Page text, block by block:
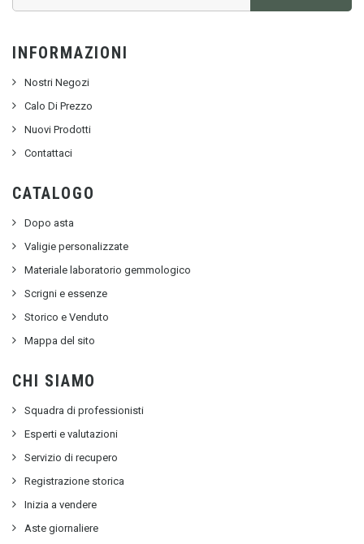
INFORMAZIONI
Nostri Negozi
Calo Di Prezzo
Nuovi Prodotti
Contattaci
CATALOGO
Dopo asta
Valigie personalizzate
Materiale laboratorio gemmologico
Scrigni e essenze
Storico e Venduto
Mappa del sito
CHI SIAMO
Squadra di professionisti
Esperti e valutazioni
Servizio di recupero
Registrazione storica
Inizia a vendere
Aste giornaliere